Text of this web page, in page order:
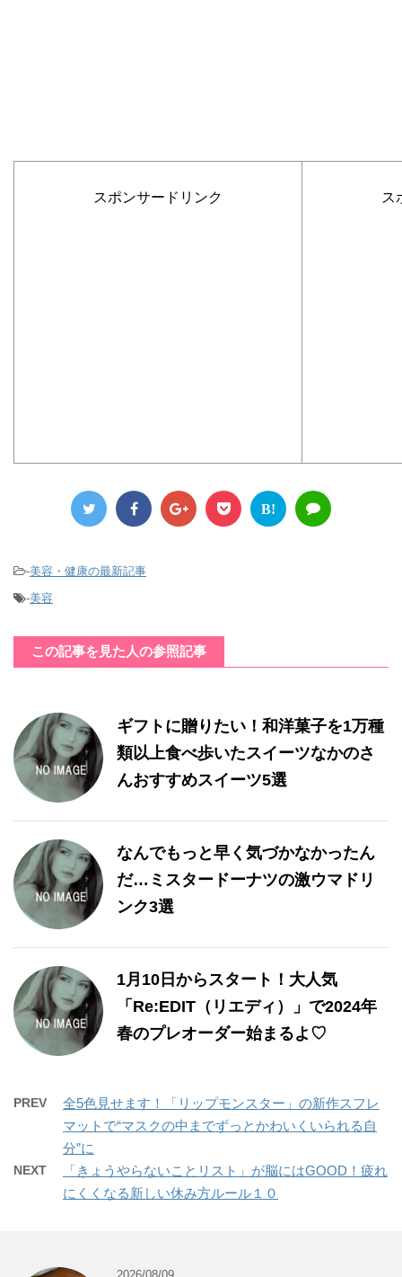
スポンサードリンク ス
B!
-美容・健康の最新記事
-美容
この記事を見た人の参照記事
ギフトに贈りたい！和洋菓子を1万種
類以上食べ歩いたスイーツなかのさ
んおすすめスイーツ5選
なんでもっと早く気づかなかったん
だ…ミスタードーナツの激ウマドリ
ンク3選
1月10日からスタート！大人気
「Re:EDIT（リエディ）」で2024年
春のプレオーダー始まるよ♡
PREV
全5色見せます！「リップモンスター」の新作スフレ
マットで“マスクの中までずっとかわいくいられる自
分”に
NEXT
「きょうやらないことリスト」が脳にはGOOD！疲れ
にくくなる新しい休み方ルール１０